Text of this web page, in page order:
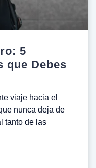
5
que Debes
viaje hacia el
nunca deja de
tanto de las